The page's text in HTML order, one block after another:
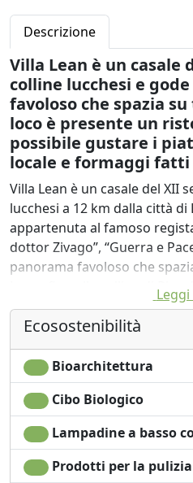
Descrizione
Villa Lean è un casale
colline lucchesi e
favoloso che spazia
loco è presente un
possibile gustare i
locale e formaggi fatti
Villa Lean è un casale del XII
lucchesi a 12 km dalla città di
appartenuta al famoso
dottor Zivago”, “Guerra e
panorama favoloso che
Lucca fino alle colline di Pisa
casale è stato restaurato per
può essere affittato sia per
come unità indipendenti. I
disposizione degli ospiti per
interessati in escursioni in
scoperta dei borghi
presente un ristorante nel
possibile gustare i piatti della
formaggi fatti a mano dalla
Ecosostenibilità
Bioarchitettura
Cibo Biologico
Lampadine a basso
Prodotti per la